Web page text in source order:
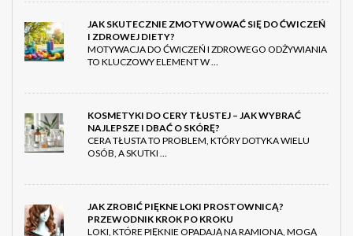
JAK SKUTECZNIE ZMOTYWOWAĆ SIĘ DO ĆWICZEŃ
I ZDROWEJ DIETY?
MOTYWACJA DO ĆWICZEŃ I ZDROWEGO ODŻYWIANIA
TO KLUCZOWY ELEMENT W …
KOSMETYKI DO CERY TŁUSTEJ – JAK WYBRAĆ
NAJLEPSZE I DBAĆ O SKÓRĘ?
CERA TŁUSTA TO PROBLEM, KTÓRY DOTYKA WIELU
OSÓB, A SKUTKI …
JAK ZROBIĆ PIĘKNE LOKI PROSTOWNICĄ?
PRZEWODNIK KROK PO KROKU
LOKI, KTÓRE PIĘKNIE OPADAJĄ NA RAMIONA, MOGĄ